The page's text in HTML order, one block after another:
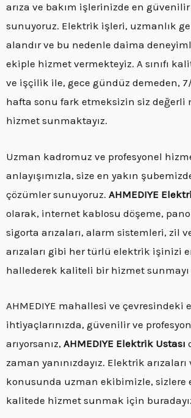
arıza ve bakım işlerinizde en
sunuyoruz. Elektrik işleri, uzmanlık
alandır ve bu nedenle daima
ekiple hizmet vermekteyiz. A sınıfı
ve işçilik ile, gece gündüz demeden,
hafta sonu fark etmeksizin siz değerli
hizmet sunmaktayız.
Uzman kadromuz ve profesyonel
anlayışımızla, size en yakın
çözümler sunuyoruz. AHMEDIYE
olarak, internet kablosu döşeme,
sigorta arızaları, alarm sistemleri, zil
arızaları gibi her türlü elektrik işinizi
hallederek kaliteli bir hizmet sunmayı
AHMEDIYE mahallesi ve çevresindeki
ihtiyaçlarınızda, güvenilir ve
arıyorsanız, AHMEDIYE Elektrik Ustası
zaman yanınızdayız. Elektrik arızaları
konusunda uzman ekibimizle, sizlere
kalitede hizmet sunmak için